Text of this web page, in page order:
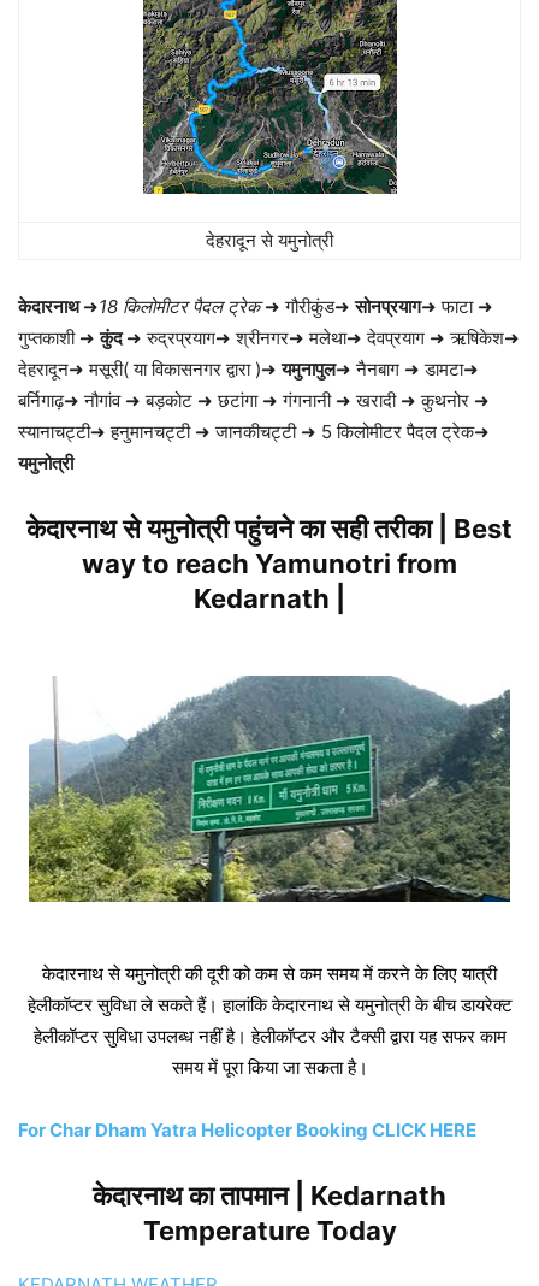
देहरादून से यमुनोत्री
केदारनाथ➜18 किलोमीटर पैदल ट्रेक➜ गौरीकुंड➜सोनप्रयाग➜ फाटा ➜
गुप्तकाशी ➜कुंद➜ रुद्रप्रयाग➜ श्रीनगर➜ मलेथा➜ देवप्रयाग ➜ ऋषिकेश➜
देहरादून➜ मसूरी( या विकासनगर द्वारा )➜यमुनापुल➜ नैनबाग ➜ डामटा➜
बर्निगाढ़➜ नौगांव ➜ बड़कोट ➜ छटांगा ➜ गंगनानी ➜ खरादी ➜ कुथनोर ➜
स्यानाचट्टी➜ हनुमानचट्टी ➜ जानकीचट्टी ➜ 5 किलोमीटर पैदल ट्रेक➜
यमुनोत्री
केदारनाथ से यमुनोत्री पहुंचने का सही तरीका | Best
way to reach Yamunotri from
Kedarnath |
केदारनाथ से यमुनोत्री की दूरी को कम से कम समय में करने के लिए यात्री
हेलीकॉप्टर सुविधा ले सकते हैं। हालांकि केदारनाथ से यमुनोत्री के बीच डायरेक्ट
हेलीकॉप्टर सुविधा उपलब्ध नहीं है। हेलीकॉप्टर और टैक्सी द्वारा यह सफर काम
समय में पूरा किया जा सकता है।
For Char Dham Yatra Helicopter Booking CLICK HERE
केदारनाथ का तापमान | Kedarnath
Temperature Today